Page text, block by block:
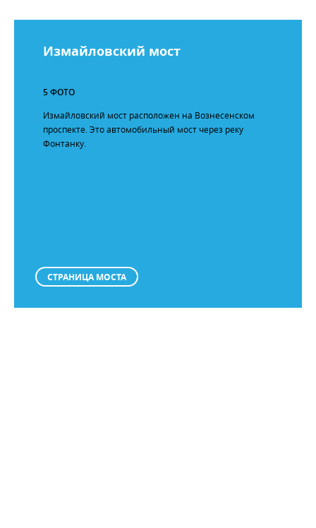
Измайловский мост
5 ФОТО
Измайловский мост расположен на Вознесенском
проспекте. Это автомобильный мост через реку
Фонтанку.
СТРАНИЦА МОСТА